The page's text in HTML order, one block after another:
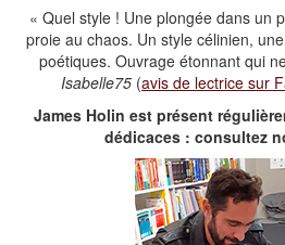
« Quel style ! Une plongée dans un
proie au chaos. Un style célinien,
poétiques. Ouvrage étonnant qui
Isabelle75 (avis de lectrice sur
James Holin est présent
dédicaces : consultez